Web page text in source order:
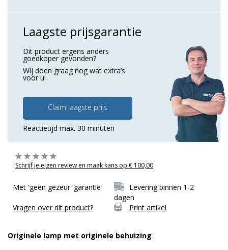
Laagste prijsgarantie
Dit product ergens anders
goedkoper gevonden?
Wij doen graag nog wat extra’s
voor u!
Claim laagste prijs
Reactietijd max. 30 minuten
Schrijf je eigen review en maak kans op € 100,00
Met 'geen gezeur' garantie
Levering binnen 1-2
dagen
Vragen over dit product?
Print artikel
Originele lamp met originele behuizing